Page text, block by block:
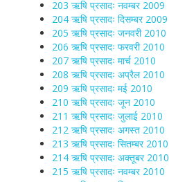
203 ऋषि प्रसादः नवम्बर 2009
204 ऋषि प्रसादः दिसम्बर 2009
205 ऋषि प्रसादः जनवरी 2010
206 ऋषि प्रसादः फरवरी 2010
207 ऋषि प्रसादः मार्च 2010
208 ऋषि प्रसादः अप्रैल 2010
209 ऋषि प्रसादः मई 2010
210 ऋषि प्रसादः जून 2010
211 ऋषि प्रसादः जुलाई 2010
212 ऋषि प्रसादः अगस्त 2010
213 ऋषि प्रसादः सितम्बर 2010
214 ऋषि प्रसादः अक्तूबर 2010
215 ऋषि प्रसादः नवम्बर 2010